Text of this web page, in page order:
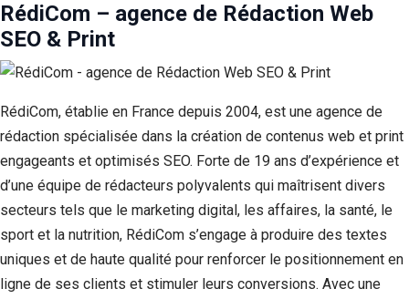
RédiCom – agence de Rédaction Web
SEO & Print
RédiCom, établie en France depuis 2004, est une agence de
rédaction spécialisée dans la création de contenus web et print
engageants et optimisés SEO. Forte de 19 ans d’expérience et
d’une équipe de rédacteurs polyvalents qui maîtrisent divers
secteurs tels que le marketing digital, les affaires, la santé, le
sport et la nutrition, RédiCom s’engage à produire des textes
uniques et de haute qualité pour renforcer le positionnement en
ligne de ses clients et stimuler leurs conversions. Avec une